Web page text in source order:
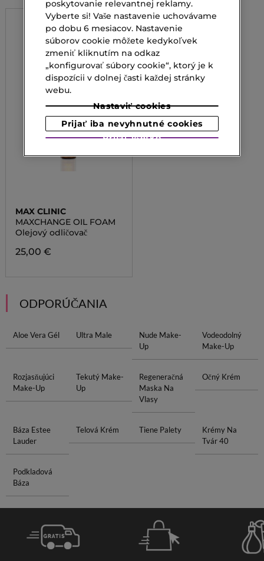
MAX CLINIC
MAXCHANGE OIL FOAM
Olejový odličovač
25,00 €
ODPORÚČANIA
Aloe Vera Gél Ultra Male
Nude Make-
Up
Vodeodolný
Make-Up
Rozjasňujúci
Make-Up
Tekutý Make-
Up
Regeneračná
Maska Na
Vlasy
Očný Krém
Báza Estee
Lauder
Telová Krém Tiene Palety
Krémy Na
Tvár 40
Podkladová
Báza
poskytovanie relevantnej reklamy.
Vyberte si! Vaše nastavenie uchovávame
po dobu 6 mesiacov. Nastavenie
súborov cookie môžete kedykoľvek
zmeniť kliknutím na odkaz
„konfigurovať súbory cookie“, ktorý je k
dispozícii v dolnej časti každej stránky
webu.
Nastaviť cookies
Prijať iba nevyhnutné cookies
Prijať všetko